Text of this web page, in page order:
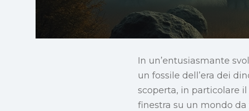
In un’entusiasmante
un fossile dell’era dei
scoperta, in particolare
finestra su un mondo